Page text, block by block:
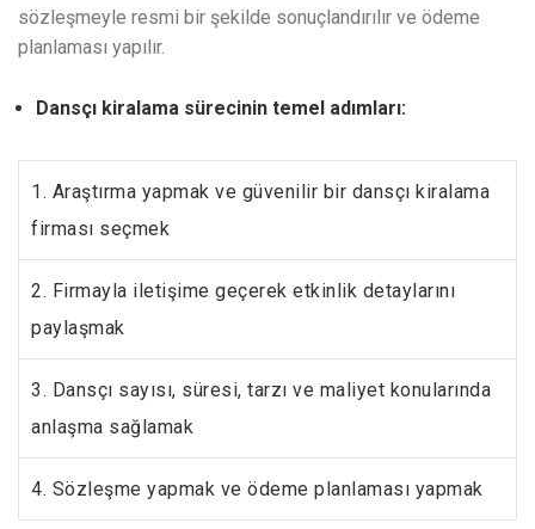
sözleşmeyle resmi bir şekilde sonuçlandırılır ve ödeme
planlaması yapılır.
Dansçı kiralama sürecinin temel adımları:
1. Araştırma yapmak ve güvenilir bir dansçı kiralama
firması seçmek
2. Firmayla iletişime geçerek etkinlik detaylarını
paylaşmak
3. Dansçı sayısı, süresi, tarzı ve maliyet konularında
anlaşma sağlamak
4. Sözleşme yapmak ve ödeme planlaması yapmak